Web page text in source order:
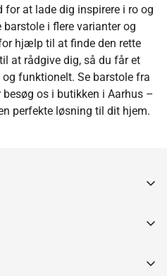
at lade dig inspirere i ro og
i flere varianter og
hjælp til at finde den rette
at rådgive dig, så du får et
funktionelt. Se barstole fra
os i butikken i Aarhus –
perfekte løsning til dit hjem.